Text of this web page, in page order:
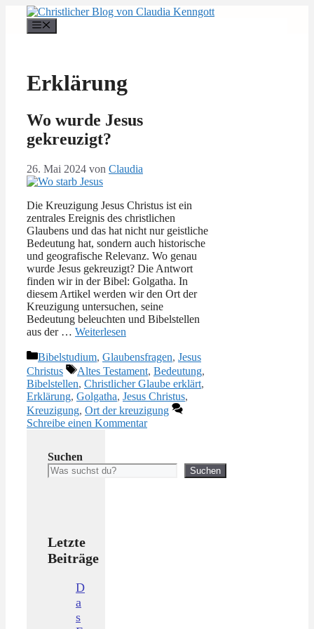
Inhalt
springen
Erklärung
Wo wurde Jesus
gekreuzigt?
26. Mai 2024 von Claudia
Die Kreuzigung Jesus Christus ist ein
zentrales Ereignis des christlichen
Glaubens und das hat nicht nur geistliche
Bedeutung hat, sondern auch historische
und geografische Relevanz. Wo genau
wurde Jesus gekreuzigt? Die Antwort
finden wir in der Bibel: Golgatha. In
diesem Artikel werden wir den Ort der
Kreuzigung untersuchen, seine
Bedeutung beleuchten und Bibelstellen
aus der … Weiterlesen
Kategorien
Bibelstudium, Glaubensfragen, Jesus
Christus
Schlagwörter
Altes Testament, Bedeutung,
Bibelstellen, Christlicher Glaube erklärt,
Erklärung, Golgatha, Jesus Christus,
Kreuzigung, Ort der kreuzigung
Schreibe einen Kommentar
Suchen
Suchen
Letzte
Beiträge
D
a
s